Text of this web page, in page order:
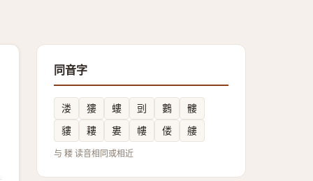
同音字
溇 㺏 螻 剅 鷜
髏
貗
耬 婁 㡞 偻 艛
与 耧 读音相同或相近